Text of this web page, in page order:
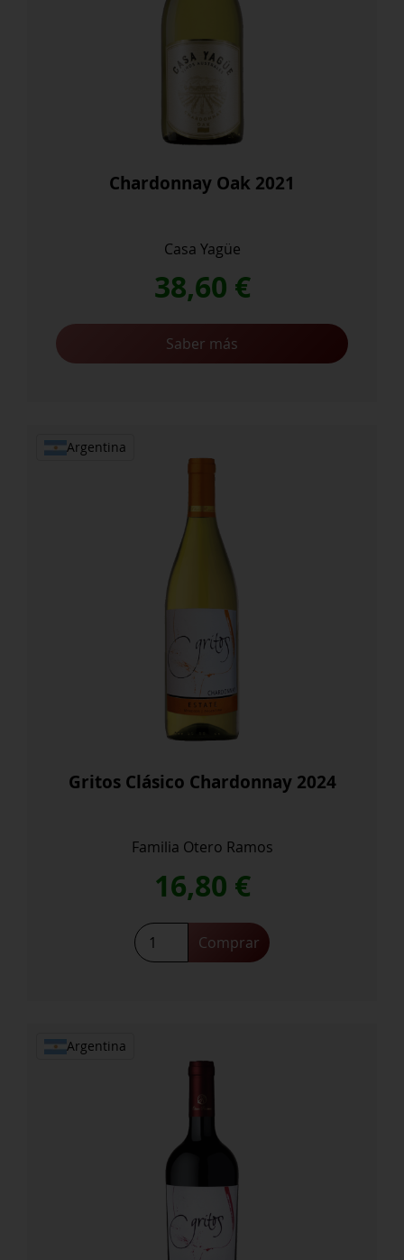
Chardonnay Oak 2021
Casa Yagüe
38,60 €
Saber más
Argentina
Gritos Clásico Chardonnay 2024
Familia Otero Ramos
16,80 €
Gritos
Clásico
Comprar
Argentina